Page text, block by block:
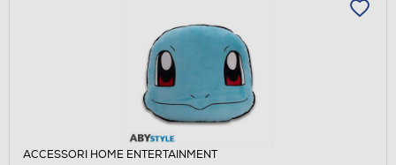
ACCESSORI HOME ENTERTAINMENT